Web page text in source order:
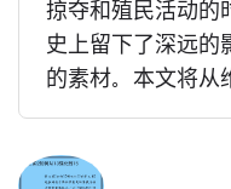
掠夺和殖民活动的
史上留下了深远的
的素材。本文将从